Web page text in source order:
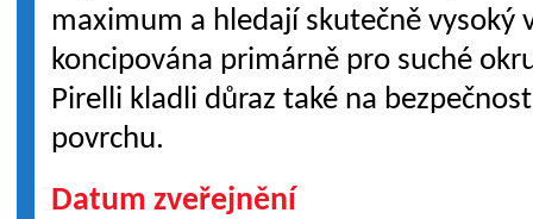
maximum a hledají skutečně vysoký
koncipována primárně pro suché
Pirelli kladli důraz také na
povrchu.
Datum zveřejnění